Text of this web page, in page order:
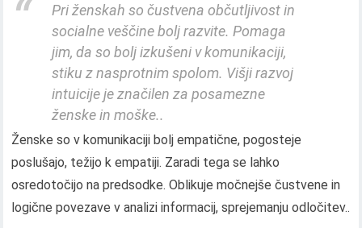
Pri ženskah so čustvena občutljivost in
socialne veščine bolj razvite. Pomaga
jim, da so bolj izkušeni v komunikaciji,
stiku z nasprotnim spolom. Višji razvoj
intuicije je značilen za posamezne
ženske in moške..
Ženske so v komunikaciji bolj empatične, pogosteje
poslušajo, težijo k empatiji. Zaradi tega se lahko
osredotočijo na predsodke. Oblikuje močnejše čustvene in
logične povezave v analizi informacij, sprejemanju odločitev..